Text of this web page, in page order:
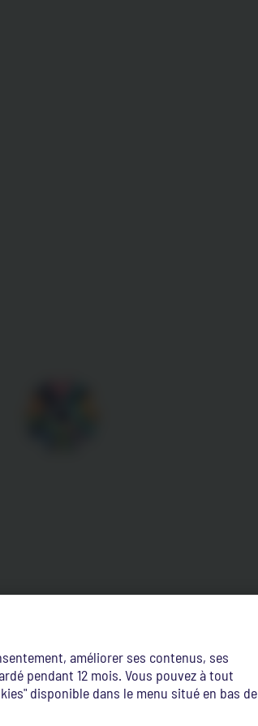
améliorer ses contenus, ses
pendant 12 mois. Vous pouvez à tout
disponible dans le menu situé en bas de